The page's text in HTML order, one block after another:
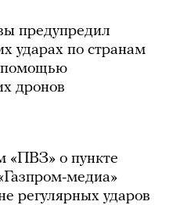
предупредил
ударах по странам
помощью
дронов
«ПВЗ» о пункте
медиа»
регулярных ударов